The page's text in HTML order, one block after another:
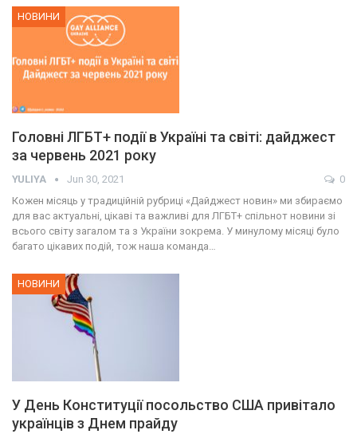
НОВИНИ
Головні ЛГБТ+ події в Україні та світі: дайджест
за червень 2021 року
YULIYA Jun 30, 2021
0
Кожен місяць у традиційній рубриці «Дайджест новин» ми збираємо
для вас актуальні, цікаві та важливі для ЛГБТ+ спільнот новини зі
всього світу загалом та з України зокрема. У минулому місяці було
багато цікавих подій, тож наша команда…
НОВИНИ
У День Конституції посольство США привітало
українців з Днем прайду